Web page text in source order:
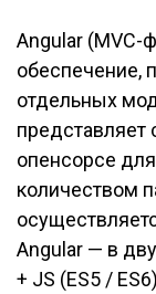
Angular
обеспечение,
отдельных
представляет
опенсорсе
количеством
Angular — в
+ JS (ES5 /